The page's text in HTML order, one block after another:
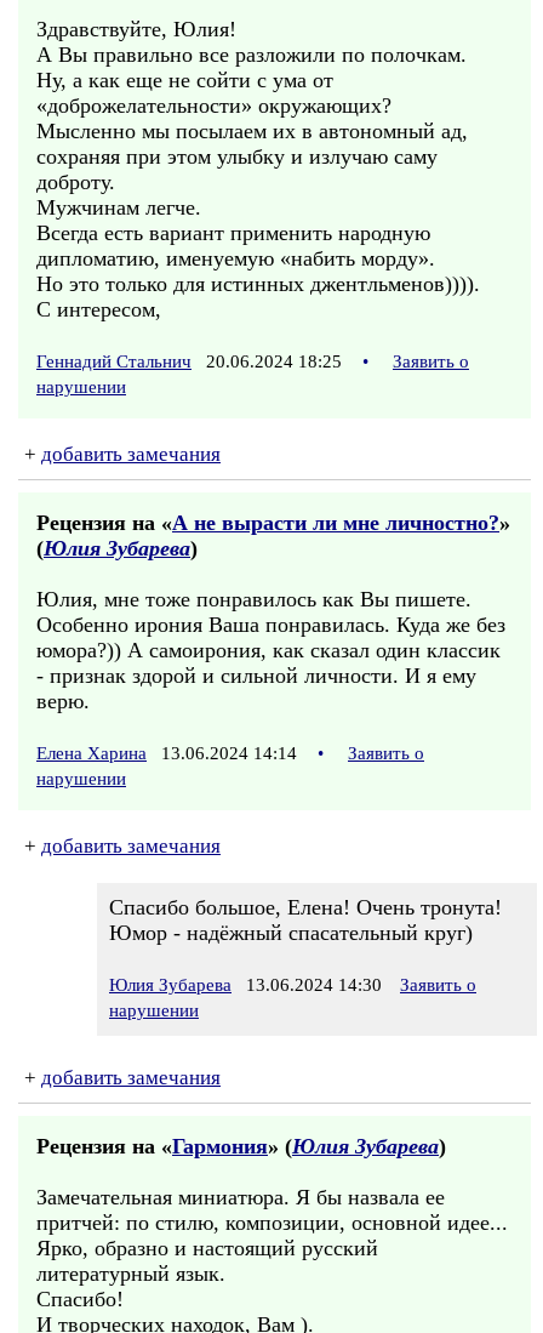
Здравствуйте, Юлия!
А Вы правильно все разложили по полочкам.
Ну, а как еще не сойти с ума от
«доброжелательности» окружающих?
Мысленно мы посылаем их в автономный ад,
сохраняя при этом улыбку и излучаю саму
доброту.
Мужчинам легче.
Всегда есть вариант применить народную
дипломатию, именуемую «набить морду».
Но это только для истинных джентльменов)))).
С интересом,
Геннадий Стальнич 20.06.2024 18:25 •
Заявить о
нарушении
+ добавить замечания
Рецензия на «А не вырасти ли мне личностно?»
(Юлия Зубарева)
Юлия, мне тоже понравилось как Вы пишете.
Особенно ирония Ваша понравилась. Куда же без
юмора?)) А самоирония, как сказал один классик
- признак здорой и сильной личности. И я ему
верю.
Елена Харина 13.06.2024 14:14 •
Заявить о
нарушении
+ добавить замечания
Спасибо большое, Елена! Очень тронута!
Юмор - надёжный спасательный круг)
Юлия Зубарева 13.06.2024 14:30
Заявить о
нарушении
+ добавить замечания
Рецензия на «Гармония» (Юлия Зубарева)
Замечательная миниатюра. Я бы назвала ее
притчей: по стилю, композиции, основной идее...
Ярко, образно и настоящий русский
литературный язык.
Спасибо!
И творческих находок, Вам ).